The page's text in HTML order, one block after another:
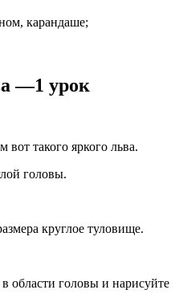
карандаше;
—1 урок
вот такого яркого льва.
головы.
круглое туловище.
области головы и нарисуйте